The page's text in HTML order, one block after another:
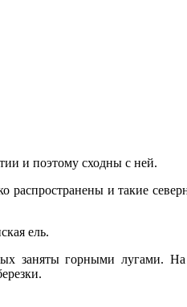
и поэтому сходны с ней.
распрост­ранены и такие
ель.
заняты горными лугами.